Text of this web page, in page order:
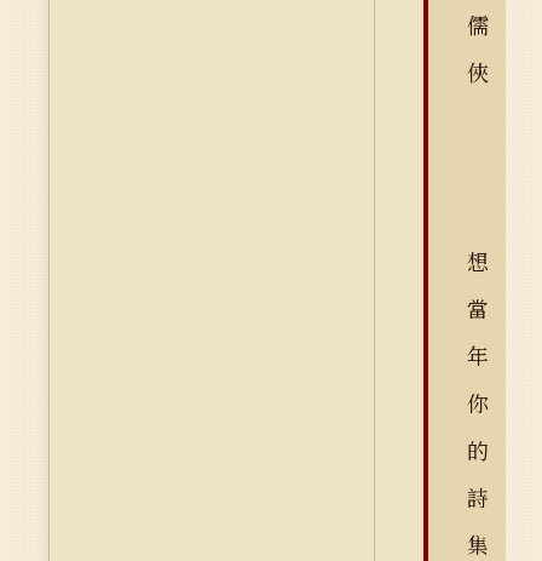
儒
俠
想
當
年
你
的
詩
集